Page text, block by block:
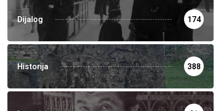
Dijalog 174
Historija 388